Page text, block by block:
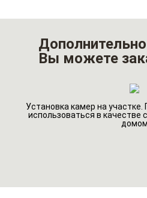
Дополнительно
Вы можете
Установка камер на
использоваться в качестве
домом